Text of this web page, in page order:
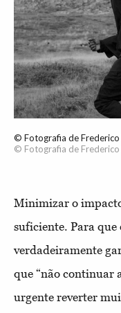
© Fotografia de
© Fotografia de
Minimizar o
suficiente. Para que
verdadeiramente
que “não continuar
urgente reverter